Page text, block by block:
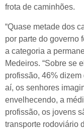
frota de caminhões.
“Quase metade dos
por parte do governo
a categoria a
Medeiros. “Sobre se
profissão, 46%
aí, os senhores
envelhecendo, a
profissão, os jovens
transporte rodoviário